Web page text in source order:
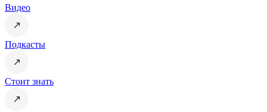
Видео
Подкасты
Стоит знать